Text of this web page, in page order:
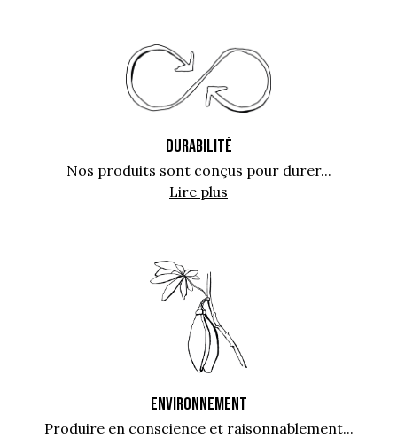
DURABILITÉ
Nos produits sont conçus pour durer...
Lire plus
ENVIRONNEMENT
Produire en conscience et raisonnablement...